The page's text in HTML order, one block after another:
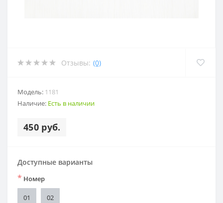
Отзывы: (0)
Модель: 1181
Наличие: Есть в наличии
450 руб.
Доступные варианты
* Номер
01 02